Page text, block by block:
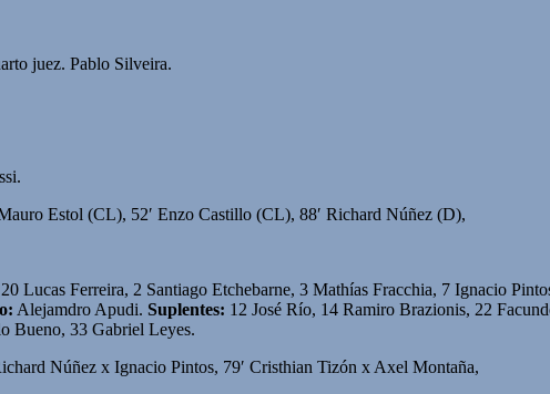
juez. Pablo Silveira.
Estol (CL), 52′ Enzo Castillo (CL), 88′ Richard Núñez (D),
Lucas Ferreira, 2 Santiago Etchebarne, 3 Mathías Fracchia, 7 Ignacio
Alejamdro Apudi. Suplentes: 12 José Río, 14 Ramiro Brazionis, 22
Bueno, 33 Gabriel Leyes.
Núñez x Ignacio Pintos, 79′ Cristhian Tizón x Axel Montaña,